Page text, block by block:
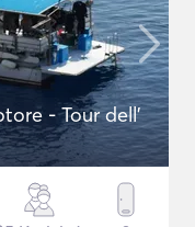
- Tour dell'